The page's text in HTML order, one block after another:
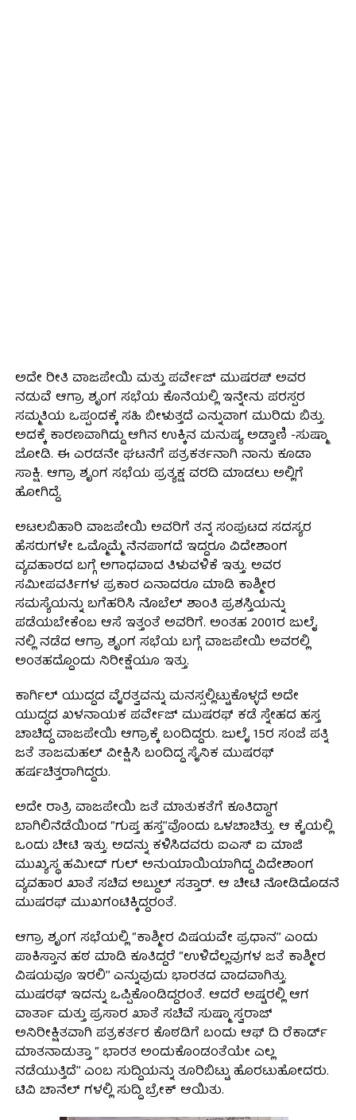
ಅದೇ ರೀತಿ ವಾಜಪೇಯಿ ಮತ್ತು ಪರ್ವೇಜ್ ಮುಷರಪ್ ಅವರ
ನಡುವೆ ಆಗ್ರಾ ಶೃಂಗ ಸಭೆಯ ಕೊನೆಯಲ್ಲಿ ಇನ್ನೇನು ಪರಸ್ಪರ
ಸಮ್ಮತಿಯ ಒಪ್ಪಂದಕ್ಕೆ ಸಹಿ ಬೀಳುತ್ತದೆ ಎನ್ನುವಾಗ ಮುರಿದು ಬಿತ್ತು.
ಅದಕ್ಕೆ ಕಾರಣವಾಗಿದ್ದು ಆಗಿನ ಉಕ್ಕಿನ ಮನುಷ್ಯ ಅಡ್ವಾಣಿ -ಸುಷ್ಮಾ
ಜೋಡಿ. ಈ ಎರಡನೇ ಘಟನೆಗೆ ಪತ್ರಕರ್ತನಾಗಿ ನಾನು ಕೂಡಾ
ಸಾಕ್ಷಿ. ಆಗ್ರಾ ಶೃಂಗ ಸಭೆಯ ಪ್ರತ್ಯಕ್ಷ ವರದಿ ಮಾಡಲು ಅಲ್ಲಿಗೆ
ಹೋಗಿದ್ದೆ.
ಅಟಲಬಿಹಾರಿ ವಾಜಪೇಯಿ ಅವರಿಗೆ ತನ್ನ ಸಂಪುಟದ ಸದಸ್ಯರ
ಹೆಸರುಗಳೇ ಒಮ್ಮೊಮ್ಮೆ ನೆನಪಾಗದೆ ಇದ್ದರೂ ವಿದೇಶಾಂಗ
ವ್ಯವಹಾರದ ಬಗ್ಗೆ ಅಗಾಧವಾದ ತಿಳುವಳಿಕೆ ಇತ್ತು. ಅವರ
ಸಮೀಪವರ್ತಿಗಳ ಪ್ರಕಾರ ಏನಾದರೂ ಮಾಡಿ ಕಾಶ್ಮೀರ
ಸಮಸ್ಯೆಯನ್ನು ಬಗೆಹರಿಸಿ ನೊಬೆಲ್ ಶಾಂತಿ ಪ್ರಶಸ್ತಿಯನ್ನು
ಪಡೆಯಬೇಕೆಂಬ ಆಸೆ ಇತ್ತಂತೆ ಅವರಿಗೆ. ಅಂತಹ 2001ರ ಜುಲೈ
ನಲ್ಲಿ ನಡೆದ ಆಗ್ರಾ ಶೃಂಗ ಸಭೆಯ ಬಗ್ಗೆ ವಾಜಪೇಯಿ ಅವರಲ್ಲಿ
ಅಂತಹದ್ದೊಂದು ನಿರೀಕ್ಷೆಯೂ ಇತ್ತು.
ಕಾರ್ಗಿಲ್ ಯುದ್ದದ ವೈರತ್ವವನ್ನು ಮನಸ್ಸಲ್ಲಿಟ್ಟುಕೊಳ್ಳದೆ ಅದೇ
ಯುದ್ಧದ ಖಳನಾಯಕ ಪರ್ವೇಜ್ ಮುಷರಫ್ ಕಡೆ ಸ್ನೇಹದ ಹಸ್ತ
ಚಾಚಿದ್ದ ವಾಜಪೇಯಿ ಆಗ್ರಾಕ್ಕೆ ಬಂದಿದ್ದರು. ಜುಲೈ 15ರ ಸಂಜೆ ಪತ್ನಿ
ಜತೆ ತಾಜಮಹಲ್ ವೀಕ್ಷಿಸಿ ಬಂದಿದ್ದ ಸೈನಿಕ ಮುಷರಫ್
ಹರ್ಷಚಿತ್ತರಾಗಿದ್ದರು.
ಅದೇ ರಾತ್ರಿ ವಾಜಪೇಯಿ ಜತೆ ಮಾತುಕತೆಗೆ ಕೂತಿದ್ದಾಗ
ಬಾಗಿಲಿನೆಡೆಯಿಂದ ‘’ಗುಪ್ತ ಹಸ್ತ’’ವೊಂದು ಒಳಚಾಚಿತ್ತು. ಆ ಕೈಯಲ್ಲಿ
ಒಂದು ಚೀಟಿ ಇತ್ತು. ಅದನ್ನು ಕಳಿಸಿದವರು ಐಎಸ್ ಐ ಮಾಜಿ
ಮುಖ್ಯಸ್ಥ ಹಮೀದ್ ಗುಲ್ ಅನುಯಾಯಿಯಾಗಿದ್ದ ವಿದೇಶಾಂಗ
ವ್ಯವಹಾರ ಖಾತೆ ಸಚಿವ ಅಬ್ದುಲ್ ಸತ್ತಾರ್. ಆ ಚೀಟಿ ನೋಡಿದೊಡನೆ
ಮುಷರಫ್ ಮುಖಗಂಟಿಕ್ಕಿದ್ದರಂತೆ.
ಆಗ್ರಾ ಶೃಂಗ ಸಭೆಯಲ್ಲಿ ‘’ಕಾಶ್ಮೀರ ವಿಷಯವೇ ಪ್ರಧಾನ’’ ಎಂದು
ಪಾಕಿಸ್ತಾನ ಹಠ ಮಾಡಿ ಕೂತಿದ್ದರೆ ‘’ಉಳಿದೆಲ್ಲವುಗಳ ಜತೆ ಕಾಶ್ಮೀರ
ವಿಷಯವೂ ಇರಲಿ’’ ಎನ್ನುವುದು ಭಾರತದ ವಾದವಾಗಿತ್ತು.
ಮುಷರಫ್ ಇದನ್ನು ಒಪ್ಪಿಕೊಂಡಿದ್ದರಂತೆ. ಆದರೆ ಅಷ್ಟರಲ್ಲಿ ಆಗ
ವಾರ್ತಾ ಮತ್ತು ಪ್ರಸಾರ ಖಾತೆ ಸಚಿವೆ ಸುಷ್ಮಾ ಸ್ವರಾಜ್
ಅನಿರೀಕ್ಷಿತವಾಗಿ ಪತ್ರಕರ್ತರ ಕೊಠಡಿಗೆ ಬಂದು ಆಫ್ ದಿ ರೆಕಾರ್ಡ್
ಮಾತನಾಡುತ್ತಾ ‘’ ಭಾರತ ಅಂದುಕೊಂಡಂತೆಯೇ ಎಲ್ಲ
ನಡೆಯುತ್ತಿದೆ’’ ಎಂಬ ಸುದ್ದಿಯನ್ನು ತೂರಿಬಿಟ್ಟು ಹೊರಟುಹೋದರು.
ಟಿವಿ ಚಾನೆಲ್ ಗಳಲ್ಲಿ ಸುದ್ದಿ ಬ್ರೇಕ್ ಆಯಿತು.